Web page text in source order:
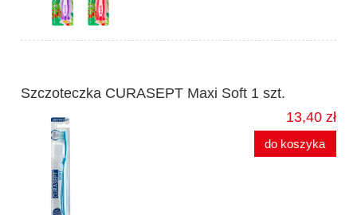
Szczoteczka CURASEPT Maxi Soft 1 szt.
13,40 zł
do koszyka